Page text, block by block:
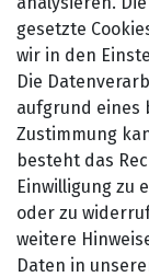
SEHR GUT
4.89 / 5
aus 657 Bewertungen
bei: amazon.de,
amazon.fr, amazon.it
gesetzte
wir in den
Die
aufgrund eines
Zustimmung
besteht das
Einwilligung zu
oder zu
weitere
Daten in